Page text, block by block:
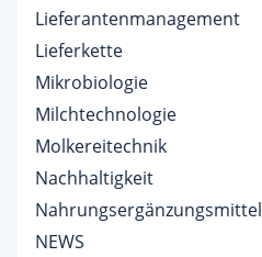
Lieferantenmanagement
Lieferkette
Mikrobiologie
Milchtechnologie
Molkereitechnik
Nachhaltigkeit
Nahrungsergänzungsmittel
NEWS